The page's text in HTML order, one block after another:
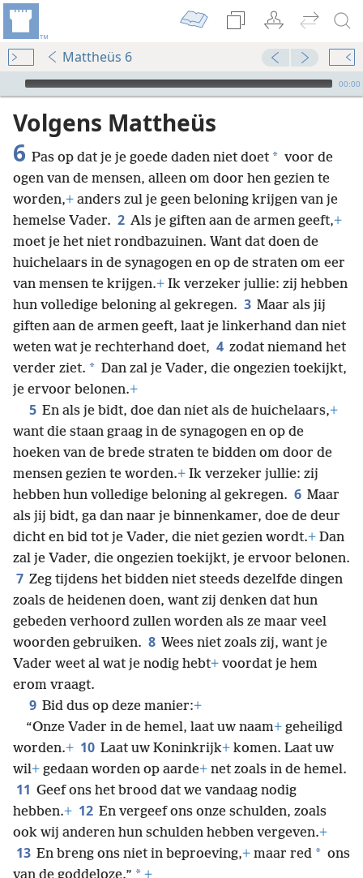
Mattheüs 6
Audio Player
00:00
Volgens Mattheüs
6 Pas op dat je je goede daden niet doet * voor de
ogen van de mensen, alleen om door hen gezien te
worden,+ anders zul je geen beloning krijgen van je
hemelse Vader. 2 Als je giften aan de armen geeft,+
moet je het niet rondbazuinen. Want dat doen de
huichelaars in de synagogen en op de straten om eer
van mensen te krijgen.+ Ik verzeker jullie: zij hebben
hun volledige beloning al gekregen. 3 Maar als jij
giften aan de armen geeft, laat je linkerhand dan niet
weten wat je rechterhand doet, 4 zodat niemand het
verder ziet. * Dan zal je Vader, die ongezien toekijkt,
je ervoor belonen.+
5 En als je bidt, doe dan niet als de huichelaars,+
want die staan graag in de synagogen en op de
hoeken van de brede straten te bidden om door de
mensen gezien te worden.+ Ik verzeker jullie: zij
hebben hun volledige beloning al gekregen. 6 Maar
als jij bidt, ga dan naar je binnenkamer, doe de deur
dicht en bid tot je Vader, die niet gezien wordt.+ Dan
zal je Vader, die ongezien toekijkt, je ervoor belonen.
7 Zeg tijdens het bidden niet steeds dezelfde dingen
zoals de heidenen doen, want zij denken dat hun
gebeden verhoord zullen worden als ze maar veel
woorden gebruiken. 8 Wees niet zoals zij, want je
Vader weet al wat je nodig hebt+ voordat je hem
erom vraagt.
9 Bid dus op deze manier:+
“Onze Vader in de hemel, laat uw naam+ geheiligd
worden.+ 10 Laat uw Koninkrijk+ komen. Laat uw
wil+ gedaan worden op aarde+ net zoals in de hemel.
11 Geef ons het brood dat we vandaag nodig
hebben.+ 12 En vergeef ons onze schulden, zoals
ook wij anderen hun schulden hebben vergeven.+
13 En breng ons niet in beproeving,+ maar red * ons